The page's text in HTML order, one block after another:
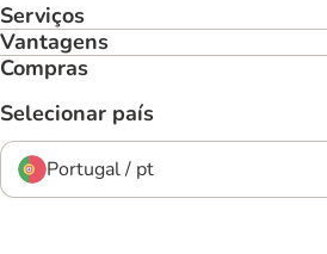
Serviços
Vantagens
Compras
Selecionar país
Portugal / pt